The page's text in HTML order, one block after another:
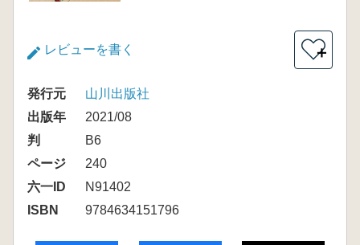
レビューを書く ＋
発行元
山川出版社
出版年
2021/08
判
B6
ページ
240
六一ID
N91402
ISBN
9784634151796